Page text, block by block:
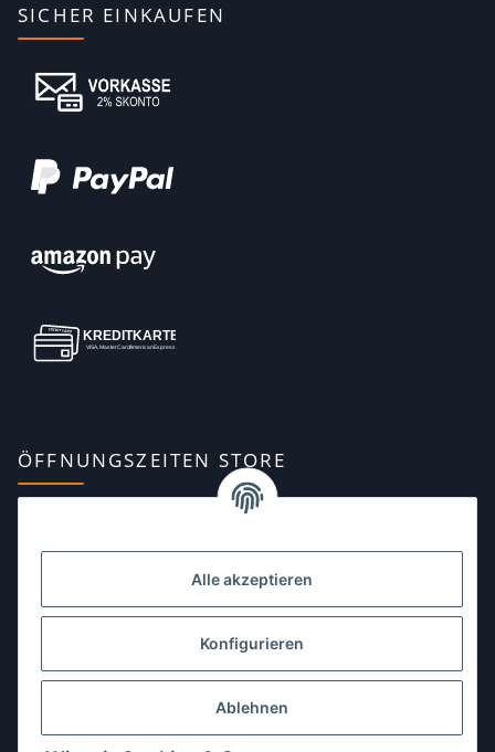
Alle akzeptieren
Konfigurieren
Ablehnen
SICHER EINKAUFEN
ÖFFNUNGSZEITEN STORE
10:00–13:00, 14:00–18:00 Uhr
Dienstag:10:00–13:00, 14:00–16:00 Uhr
10:00–13:00 Uhr
Freitag:10:00–13:00, 14:00–18:00 Uhr